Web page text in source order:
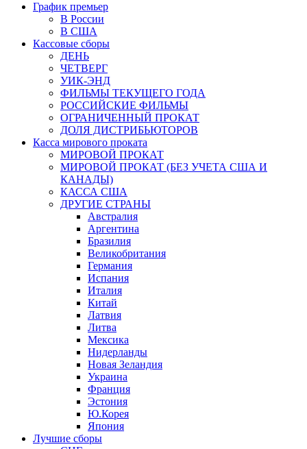
График премьер
В России
В США
Кассовые сборы
ДЕНЬ
ЧЕТВЕРГ
УИК-ЭНД
ФИЛЬМЫ ТЕКУЩЕГО ГОДА
РОССИЙСКИЕ ФИЛЬМЫ
ОГРАНИЧЕННЫЙ ПРОКАТ
ДОЛЯ ДИСТРИБЬЮТОРОВ
Касса мирового проката
МИРОВОЙ ПРОКАТ
МИРОВОЙ ПРОКАТ (БЕЗ УЧЕТА США И
КАНАДЫ)
КАССА США
ДРУГИЕ СТРАНЫ
Австралия
Аргентина
Бразилия
Великобритания
Германия
Испания
Италия
Китай
Латвия
Литва
Мексика
Нидерланды
Новая Зеландия
Украина
Франция
Эстония
Ю.Корея
Япония
Лучшие сборы